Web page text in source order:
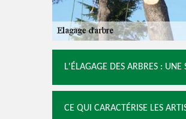
L'ÉLAGAGE DES ARBRES : UNE
CE QUI CARACTÉRISE LES